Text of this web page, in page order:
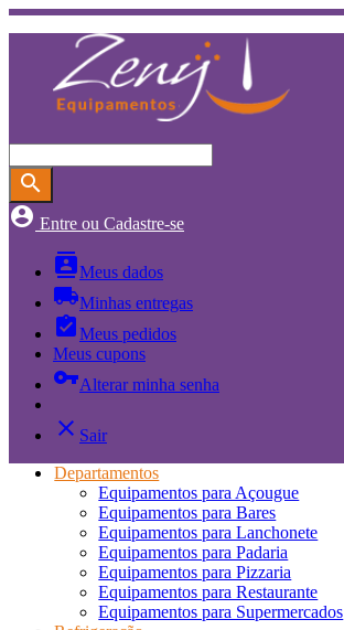
search
account_circle Entre ou Cadastre-se
contactsMeus dados
local_shippingMinhas entregas
assignment_turned_inMeus pedidos
Meus cupons
vpn_keyAlterar minha senha
close Sair
Departamentos
Equipamentos para Açougue
Equipamentos para Bares
Equipamentos para Lanchonete
Equipamentos para Padaria
Equipamentos para Pizzaria
Equipamentos para Restaurante
Equipamentos para Supermercados